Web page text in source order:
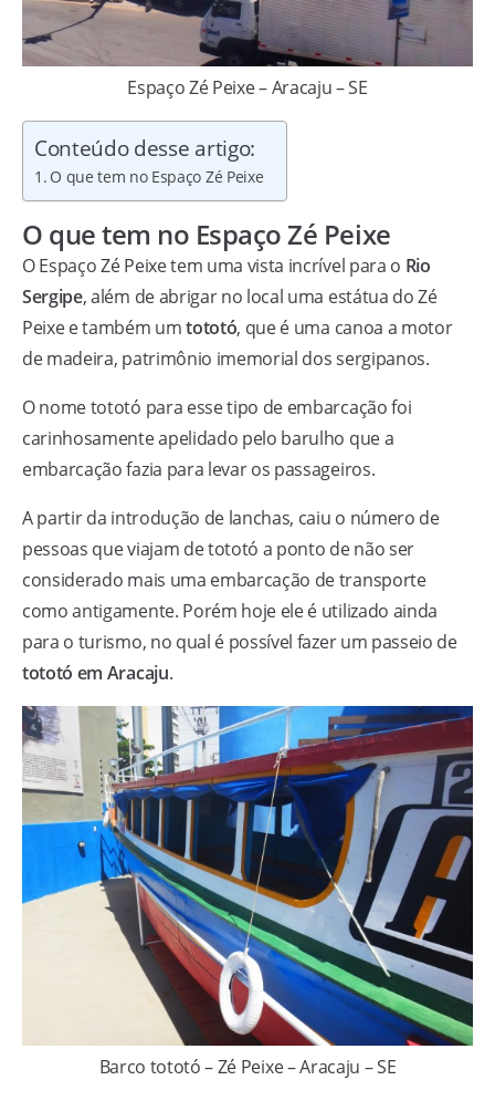
Espaço Zé Peixe – Aracaju – SE
Conteúdo desse artigo:
O que tem no Espaço Zé Peixe
O que tem no Espaço Zé Peixe
O Espaço Zé Peixe tem uma vista incrível para o Rio
Sergipe, além de abrigar no local uma estátua do Zé
Peixe e também umtototó, que é uma canoa a motor
de madeira, patrimônio imemorial dos sergipanos.
O nome tototó para esse tipo de embarcação foi
carinhosamente apelidado pelo barulho que a
embarcação fazia para levar os passageiros.
A partir da introdução de lanchas, caiu o número de
pessoas que viajam de tototó a ponto de não ser
considerado mais uma embarcação de transporte
como antigamente. Porém hoje ele é utilizado ainda
para o turismo, no qual é possível fazer um passeio de
tototó em Aracaju.
Barco tototó – Zé Peixe – Aracaju – SE